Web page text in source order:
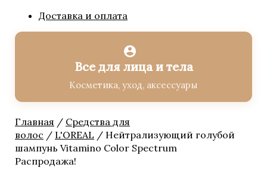
Доставка и оплата
Все для лица и тела
Косметика, уход, аксессуары
Главная / Средства для
волос / L'OREAL / Нейтрализующий голубой
шампунь Vitamino Color Spectrum
Распродажа!